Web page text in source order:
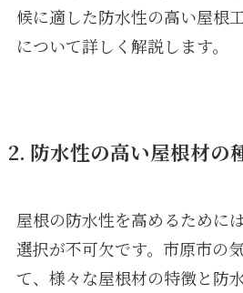
候に適した防水性の高い屋根
について詳しく解説します。
2. 防水性の高い屋根材の
屋根の防水性を高めるために
選択が不可欠です。市原市の
て、様々な屋根材の特徴と防